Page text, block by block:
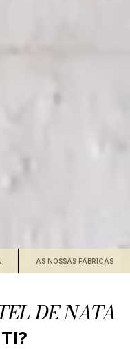
AS NOSSAS FÁBRICAS
DE NATA